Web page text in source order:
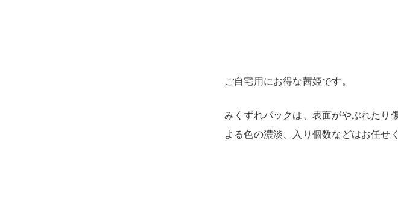
ご自宅用にお得な茜姫です。
みくずれパックは、表面がやぶれたり
よる色の濃淡、入り個数などはお任せ